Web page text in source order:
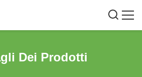
Dei Prodotti